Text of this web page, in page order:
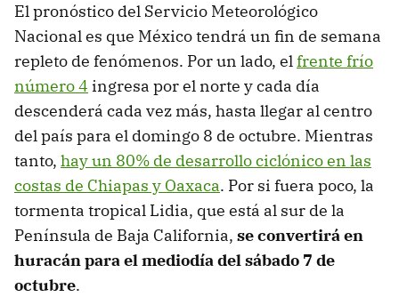
El pronóstico del Servicio Meteorológico
Nacional es que México tendrá un fin de semana
repleto de fenómenos. Por un lado, elfrente frío
número 4 ingresa por el norte y cada día
descenderá cada vez más, hasta llegar al centro
del país para el domingo 8 de octubre. Mientras
tanto, hay un 80% de desarrollo ciclónico en las
costas de Chiapas y Oaxaca. Por si fuera poco, la
tormenta tropical Lidia, que está al sur de la
Península de Baja California, se convertirá en
huracán para el mediodía del sábado 7 de
octubre.